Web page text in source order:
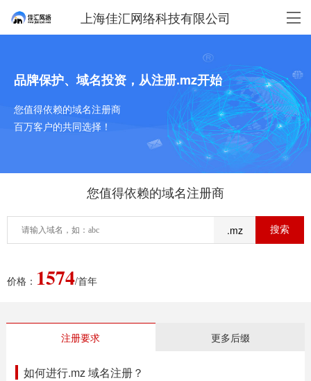
上海佳汇网络科技有限公司
品牌保护、域名投资，从注册.mz开始
您值得依赖的域名注册商
百万客户的共同选择！
您值得依赖的域名注册商
.mz
价格： 1574/首年
注册要求 更多后缀
如何进行.mz 域名注册？